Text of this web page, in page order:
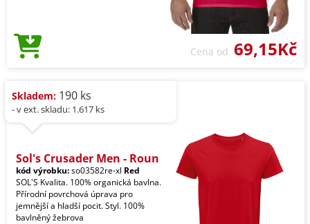
Cena od 69,15Kč
Skladem: 190 ks
- v ext. skladu: 1.617 ks
Sol's Crusader Men - Roun
kód výrobku:so03582re-xl Red
SOL'S Kvalita. 100% organická bavlna.
Přírodní povrchová úprava pro
jemnější a hladší pocit. Styl. 100%
bavlněný žebrova